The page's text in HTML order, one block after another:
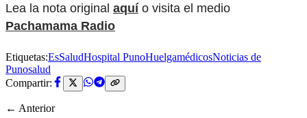
Lea la nota original aquío visita el medio
Pachamama Radio
Etiquetas:EsSaludHospital PunoHuelgamédicosNoticias de
Punosalud
Compartir:
← Anterior